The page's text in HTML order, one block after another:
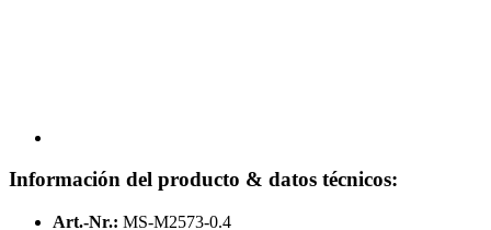
Información del producto & datos técnicos:
Art.-Nr.: MS-M2573-0.4